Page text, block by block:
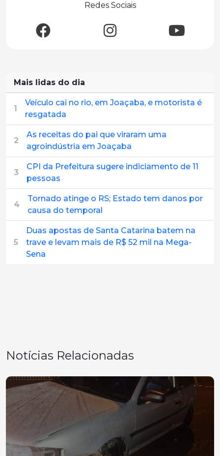
Redes Sociais
Mais lidas do dia
1
Veículo cai no rio, em Joaçaba, e motorista é
resgatada
2
As receitas do pai que viraram uma
agroindústria em Joaçaba
3
CPI da Prefeitura sugere indiciamento de 11
pessoas
4
Tornado atinge o RS; Estado tem danos por
causa do temporal
5
Duas apostas de Santa Catarina batem na
trave e levam mais de R$ 52 mil na Mega-
Sena
Notícias Relacionadas